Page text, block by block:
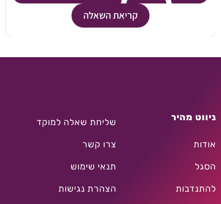
קריאת השאלה
ניווט מהיר
אודות
הסגל
להתנדבות
שליחת שאלה למוקד
צרו קשר
תנאי שימוש
הצהרת נגישות